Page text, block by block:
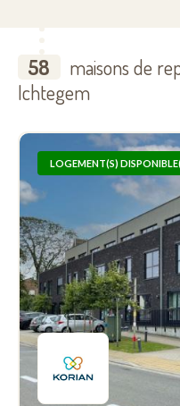
58
maisons de
Ichtegem
LOGEMENT(S)